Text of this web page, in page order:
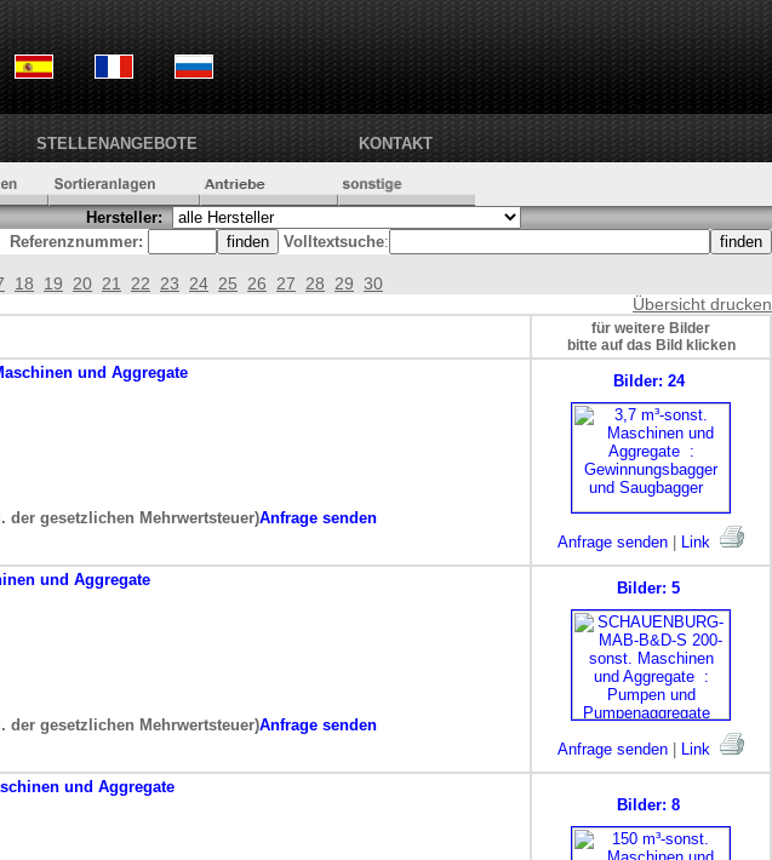
STELLENANGEBOTE KONTAKT
Hersteller:
Referenznummer:
Volltextsuche:
18 19 20 21 22 23 24 25 26 27 28 29 30
Übersicht drucken
für weitere Bilder
bitte auf das Bild klicken
und Aggregate
der gesetzlichen Mehrwertsteuer)Anfrage senden
Bilder: 24
Anfrage senden Link
und Aggregate
der gesetzlichen Mehrwertsteuer)Anfrage senden
Bilder: 5
Anfrage senden Link
und Aggregate
Bilder: 8